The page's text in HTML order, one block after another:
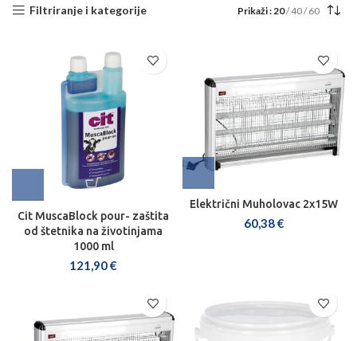
Filtriranje i kategorije Prikaži 20 40 60
Cit MuscaBlock pour- zaštita
od štetnika na životinjama
1000 ml
121,90€
Električni Muholovac 2x15W
60,38€